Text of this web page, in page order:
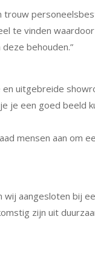
te vinden
behouden.”
uitgebreide
je een goed beeld
mensen aan om
aangesloten bij
zijn uit